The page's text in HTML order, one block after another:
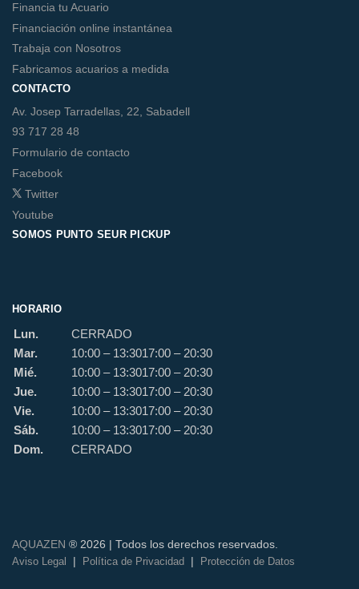
Financia tu Acuario
Financiación online instantánea
Trabaja con Nosotros
Fabricamos acuarios a medida
CONTACTO
Av. Josep Tarradellas, 22, Sabadell
93 717 28 48
Formulario de contacto
Facebook
Twitter
Youtube
SOMOS PUNTO SEUR PICKUP
HORARIO
Lun.
CERRADO
Mar.
10:00 – 13:3017:00 – 20:30
Mié.
10:00 – 13:3017:00 – 20:30
Jue.
10:00 – 13:3017:00 – 20:30
Vie.
10:00 – 13:3017:00 – 20:30
Sáb.
10:00 – 13:3017:00 – 20:30
Dom.
CERRADO
AQUAZEN ® 2026 | Todos los derechos reservados.
Aviso Legal
| Política de Privacidad | Protección de Datos